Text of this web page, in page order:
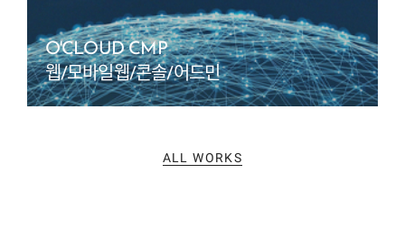
O'CLOUD CMP
웹/모바일웹/콘솔/어드민
ALL WORKS